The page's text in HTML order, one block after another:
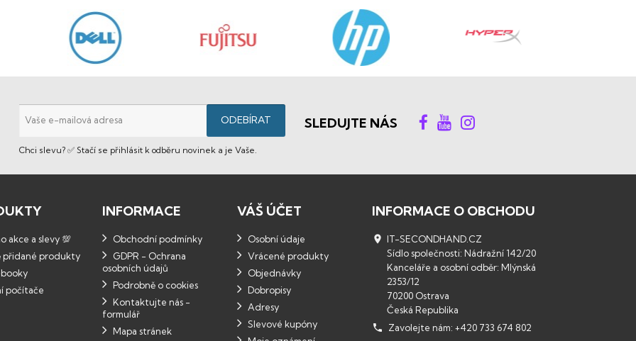
Chci slevu? ✅ Stačí se přihlásit k odběru novinek a je Vaše.
SLEDUJTE NÁS
akce a slevy 💯
přidané produkty
počítače
INFORMACE
Obchodní podmínky
GDPR - Ochrana
osobních údajů
Podrobně o cookies
Kontaktujte nás -
formulář
Mapa stránek
VÁŠ ÚČET
Osobní údaje
Vrácené produkty
Objednávky
Dobropisy
Adresy
Slevové kupóny
INFORMACE O OBCHODU
 IT-SECONDHAND.CZ
Sídlo společnosti: Nádražní 142/20
Kanceláře a osobní odběr: Mlýnská
2353/12
70200 Ostrava
Česká Republika

Zavolejte nám: +420 733 674 802